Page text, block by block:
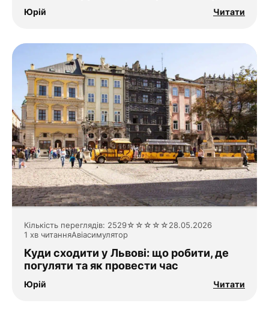
Юрій Читати
Кількість переглядів: 2529☆☆☆☆☆28.05.2026
1 хв читанняАвіасимулятор
Куди сходити у Львові: що робити, де
погуляти та як провести час
Юрій Читати